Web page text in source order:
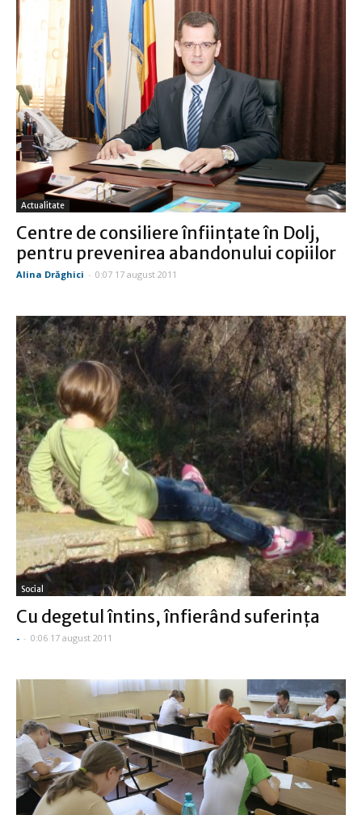
Actualitate
Centre de consiliere înfiinţate în Dolj,
pentru prevenirea abandonului copiilor
Alina Drăghici - 0:07 17 august 2011
Social
Cu degetul întins, înfierând suferinţa
- - 0:06 17 august 2011